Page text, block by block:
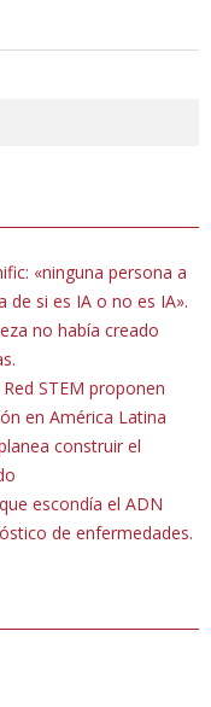
«ninguna persona a
de si es IA o no es IA».
no había creado
STEM proponen
en América Latina
construir el
escondía el ADN
de enfermedades.